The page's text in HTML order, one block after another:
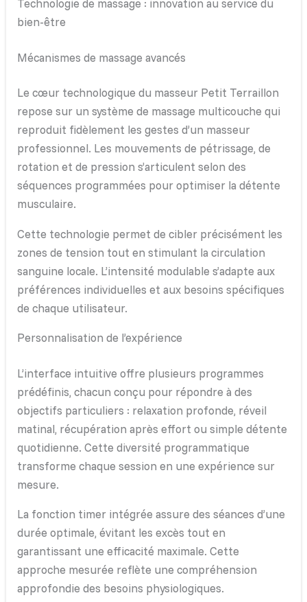
Technologie de massage : innovation au service du
bien-être
Mécanismes de massage avancés
Le cœur technologique du masseur Petit Terraillon
repose sur un système de massage multicouche qui
reproduit fidèlement les gestes d’un masseur
professionnel. Les mouvements de pétrissage, de
rotation et de pression s’articulent selon des
séquences programmées pour optimiser la détente
musculaire.
Cette technologie permet de cibler précisément les
zones de tension tout en stimulant la circulation
sanguine locale. L’intensité modulable s’adapte aux
préférences individuelles et aux besoins spécifiques
de chaque utilisateur.
Personnalisation de l’expérience
L’interface intuitive offre plusieurs programmes
prédéfinis, chacun conçu pour répondre à des
objectifs particuliers : relaxation profonde, réveil
matinal, récupération après effort ou simple détente
quotidienne. Cette diversité programmatique
transforme chaque session en une expérience sur
mesure.
La fonction timer intégrée assure des séances d’une
durée optimale, évitant les excès tout en
garantissant une efficacité maximale. Cette
approche mesurée reflète une compréhension
approfondie des besoins physiologiques.